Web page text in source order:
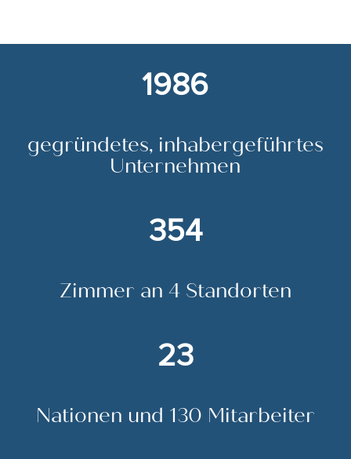
1986
gegründetes, inhabergeführtes
Unternehmen
354
Zimmer an 4 Standorten
23
Nationen und 130 Mitarbeiter